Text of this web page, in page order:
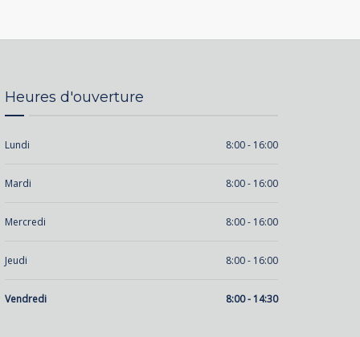
Heures d'ouverture
Lundi 8:00 - 16:00
Mardi 8:00 - 16:00
Mercredi 8:00 - 16:00
Jeudi 8:00 - 16:00
Vendredi 8:00 - 14:30